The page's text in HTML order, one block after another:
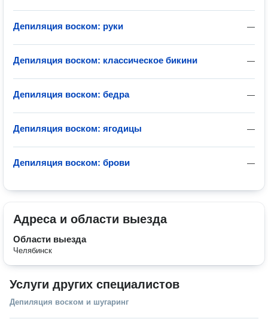
—
Депиляция воском: руки
—
Депиляция воском: классическое бикини
—
Депиляция воском: бедра
—
Депиляция воском: ягодицы
—
Депиляция воском: брови
Адреса и области выезда
Области выезда
Челябинск
Услуги других специалистов
Депиляция воском и шугаринг